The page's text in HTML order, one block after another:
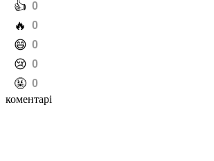
️👍 0
️🔥 0
️😄 0
️😢 0
️🤬 0
коментарі